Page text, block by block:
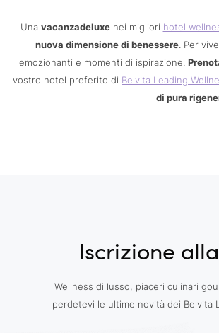
Una vacanzadeluxenei migliori hotel
nuova dimensione di benessere. Per
emozionanti e momenti di ispirazione.
vostro hotel preferito di Belvita Leading
di pura
Iscrizione
Wellness di lusso, piaceri culinari
perdetevi le ultime novità dei Belvita